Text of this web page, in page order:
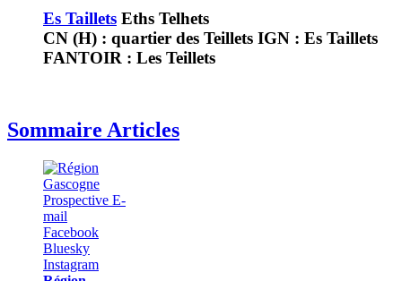
Es Taillets Eths Telhets
CN (H) : quartier des Teillets IGN : Es Taillets
FANTOIR : Les Teillets
Sommaire Articles